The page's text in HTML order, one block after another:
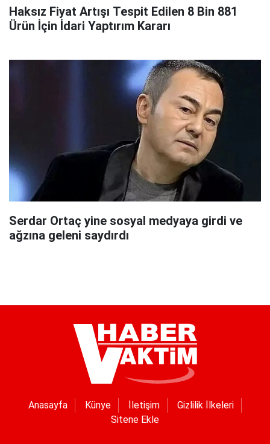
Haksız Fiyat Artışı Tespit Edilen 8 Bin 881
Ürün İçin İdari Yaptırım Kararı
Serdar Ortaç yine sosyal medyaya girdi ve
ağzına geleni saydırdı
Anasayfa Künye İletişim
Gizlilik İlkeleri
Sitene Ekle